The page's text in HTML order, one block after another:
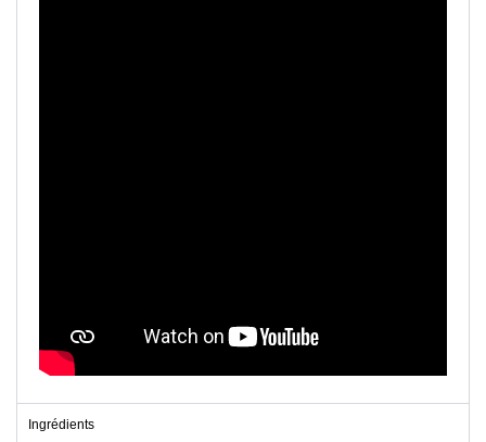
Ingrédients